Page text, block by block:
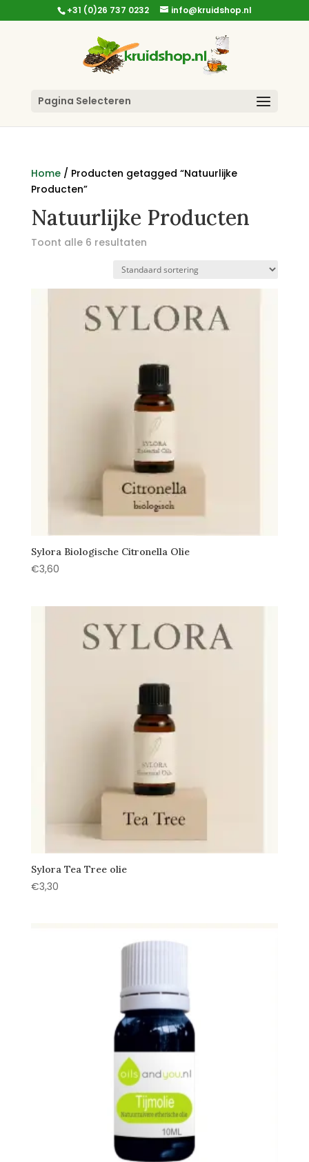
+31 (0)26 737 0232 info@kruidshop.nl
Pagina Selecteren
Home/ Producten getagged “Natuurlijke
Producten”
Natuurlijke Producten
Toont alle 6 resultaten
Sylora Biologische Citronella Olie
€3,60
Sylora Tea Tree olie
€3,30